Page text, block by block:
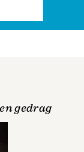
gedrag